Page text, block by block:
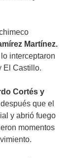
Martínez.
interceptaron
El Castillo.
Cortés y
que el
y abrió fuego
momentos